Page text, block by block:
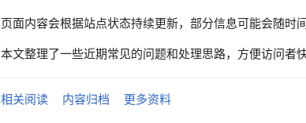
页面内容会根据站点状态持续更新，部分信息可能会随时
本文整理了一些近期常见的问题和处理思路，方便访问者
相关阅读 内容归档 更多资料